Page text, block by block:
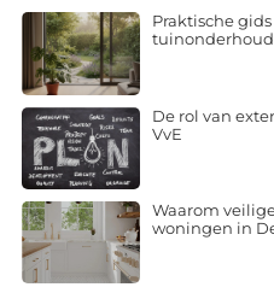
Praktische
tuinonderhoud
De rol van
VvE
Waarom
woningen in